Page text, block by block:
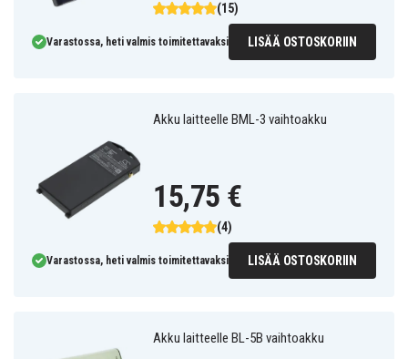
(15)
Varastossa, heti valmis toimitettavaksi LISÄÄ OSTOSKORIIN
Akku laitteelle BML-3 vaihtoakku
(4)
15,75 €
Varastossa, heti valmis toimitettavaksi LISÄÄ OSTOSKORIIN
Akku laitteelle BL-5B vaihtoakku